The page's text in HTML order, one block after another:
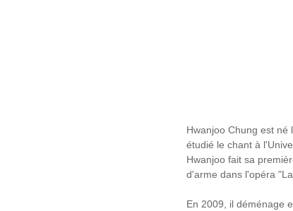
Hwanjoo Chung est
étudié le chant à
Hwanjoo fait sa
d'arme dans l'opéra
En 2009, il déménage